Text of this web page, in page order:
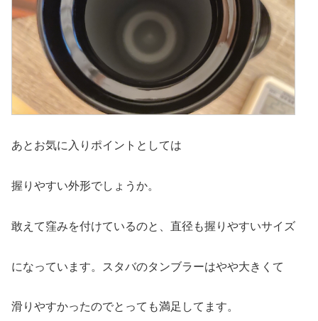
あとお気に入りポイントとしては
握りやすい外形でしょうか。
敢えて窪みを付けているのと、直径も握りやすいサイズ
になっています。スタバのタンブラーはやや大きくて
滑りやすかったのでとっても満足してます。